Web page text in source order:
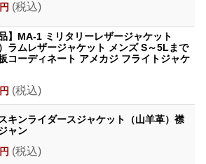
(税込)
品】MA-1 ミリタリーレザージャケット
）ラムレザージャケット メンズ S～5Lまで
コーディネート アメカジ フライトジャケ
(税込)
キンライダースジャケット（山羊革）襟
ャン
(税込)